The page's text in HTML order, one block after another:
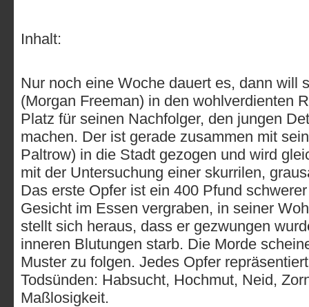
Inhalt:
Nur noch eine Woche dauert es, dann will
(Morgan Freeman) in den wohlverdienten
Platz für seinen Nachfolger, den jungen
machen. Der ist gerade zusammen mit
Paltrow) in die Stadt gezogen und wird
mit der Untersuchung einer skurrilen,
Das erste Opfer ist ein 400 Pfund
Gesicht im Essen vergraben, in seiner
stellt sich heraus, dass er gezwungen
inneren Blutungen starb. Die Morde
Muster zu folgen. Jedes Opfer
Todsünden: Habsucht, Hochmut, Neid,
Maßlosigkeit.